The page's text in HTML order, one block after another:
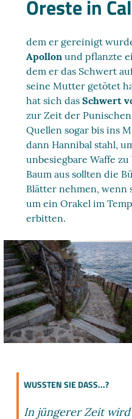
Oreste in
dem er gereinigt
Apollonund pflanzte
dem er das Schwert
seine Mutter getötet
hat sich dasSchwert
zur Zeit der
Quellen sogar bis ins
dann Hannibal stahl,
unbesiegbare Waffe
Baum aus sollten die
Blätter nehmen, wenn
um ein Orakel im
erbitten.
WUSSTEN SIE DASS...?
In jüngerer Zeit